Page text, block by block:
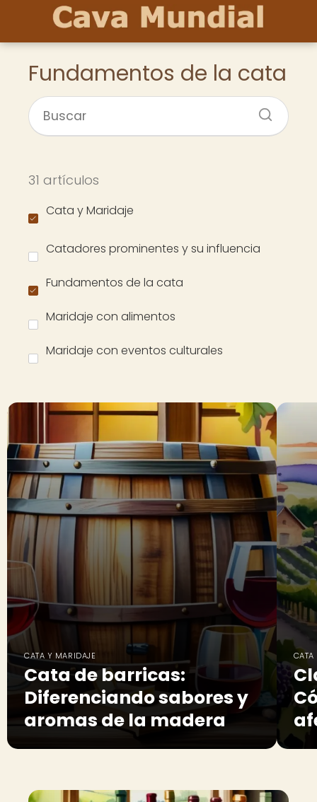
Fundamentos de la cata
31 artículos
Cata y Maridaje
Catadores prominentes y su influencia
Fundamentos de la cata
Maridaje con alimentos
Maridaje con eventos culturales
CATA Y MARIDAJE
Cata de barricas:
Diferenciando sabores y
aromas de la madera